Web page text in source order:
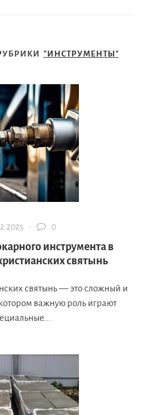
"ИНСТРУМЕНТЫ"
· 0
инструмента в
святынь
святынь — это сложный и
важную роль играют